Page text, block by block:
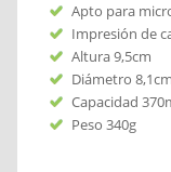
Apto para
Impresión de
Altura 9,5cm
Diámetro 8,1cm
Capacidad
Peso 340g